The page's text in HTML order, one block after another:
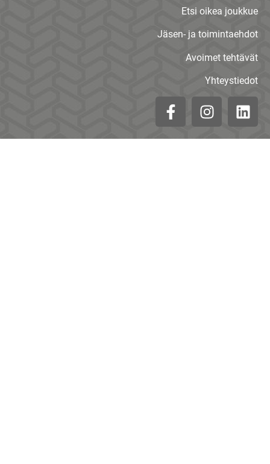
Etsi oikea joukkue
Jäsen- ja toimintaehdot
Avoimet tehtävät
Yhteystiedot